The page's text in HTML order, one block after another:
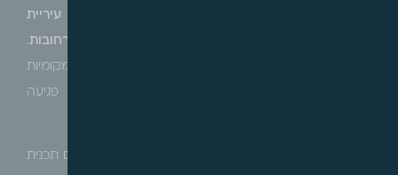
תומר קוקו השקעות בע"מ נ' עיריית
יהודה גואטה נ' עיריית רחובות.
נראה כי קם הצורך בהצבת גבולות ברורים לרשויות המקומיות
בגין יכולתם לדרישות תשלום שמא הדבר יעלה לכדי פגיעה
עם זאת ברי הוא כי מדובר בסעיף חשוב שמאפשר ליזם תכנית